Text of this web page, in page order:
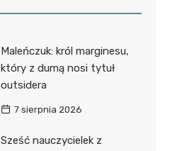
Maleńczuk: król marginesu,
który z dumą nosi tytuł
outsidera
7 sierpnia 2026
Sześć nauczycielek z